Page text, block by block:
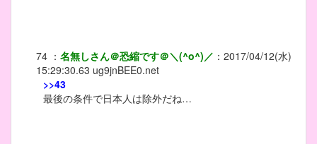
74 ： 名無しさん＠恐縮です＠＼(^o^)／ ： 2017/04/12(水)
15:29:30.63 ug9jnBEE0.net
>>43
最後の条件で日本人は除外だね…